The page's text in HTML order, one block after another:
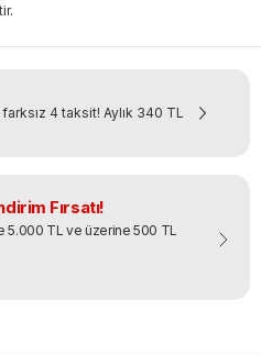
4 taksit! Aylık 340 TL
Fırsatı!
5.000 TL ve üzerine 500 TL